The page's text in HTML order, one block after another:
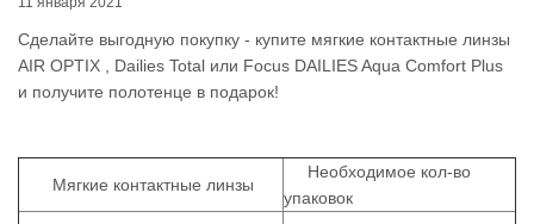
Сделайте выгодную покупку - купите мягкие контактные линзы
AIR OPTIX , Dailies Total или Focus DAILIES Aqua Comfort Plus
и получите полотенце в подарок!
Мягкие контактные линзы
Необходимое кол-во
упаковок